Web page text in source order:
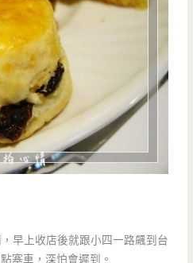
早上收店後就跟小四一路飆到台
塞車，深怕會遲到。